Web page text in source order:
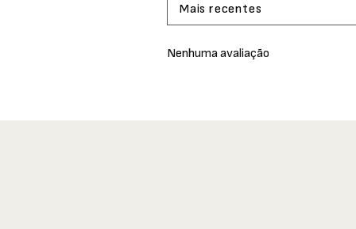
Mais recentes
Nenhuma avaliação